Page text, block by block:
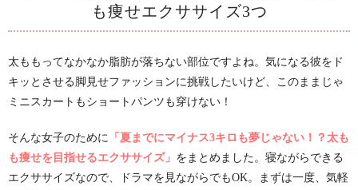
も痩せエクササイズ3つ
太ももってなかなか脂肪が落ちない部位ですよね。気になる彼をド
キッとさせる脚見せファッションに挑戦したいけど、このままじゃ
ミニスカートもショートパンツも穿けない！
そんな女子のために
「夏までにマイナス3キロも夢じゃない！？太も
も痩せを目指せるエクササイズ」 をまとめました。寝ながらできる
エクササイズなので、ドラマを見ながらでもOK。まずは一度、気軽